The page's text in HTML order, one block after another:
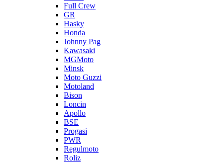
Full Crew
GR
Hasky
Honda
Johnny Pag
Kawasaki
MGMoto
Minsk
Moto Guzzi
Motoland
Bison
Loncin
Apollo
BSE
Progasi
PWR
Regulmoto
Roliz